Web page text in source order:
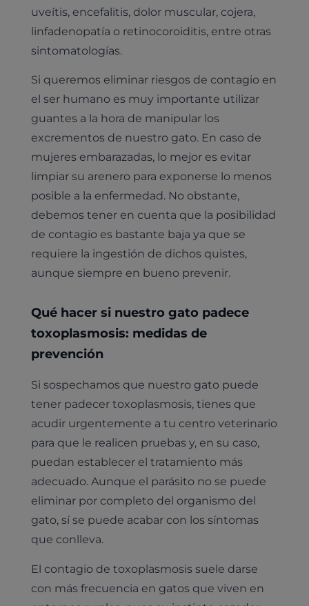
Pruebas diagnósticas
Diagnóstico veterinario por imagen
Identificación con microchip y pasaporte
Medicina general
uveítis, encefalitis, dolor muscular, cojera,
linfadenopatía o retinocoroiditis, entre otras
sintomatologías.
Si queremos eliminar riesgos de contagio en
el ser humano es muy importante utilizar
guantes a la hora de manipular los
excrementos de nuestro gato. En caso de
mujeres embarazadas, lo mejor es evitar
limpiar su arenero para exponerse lo menos
posible a la enfermedad. No obstante,
debemos tener en cuenta que la posibilidad
de contagio es bastante baja ya que se
requiere la ingestión de dichos quistes,
aunque siempre en bueno prevenir.
Qué hacer si nuestro gato padece
toxoplasmosis: medidas de
prevención
Si sospechamos que nuestro gato puede
tener padecer toxoplasmosis, tienes que
acudir urgentemente a tu centro veterinario
para que le realicen pruebas y, en su caso,
puedan establecer el tratamiento más
adecuado. Aunque el parásito no se puede
eliminar por completo del organismo del
gato, sí se puede acabar con los síntomas
que conlleva.
El contagio de toxoplasmosis suele darse
con más frecuencia en gatos que viven en